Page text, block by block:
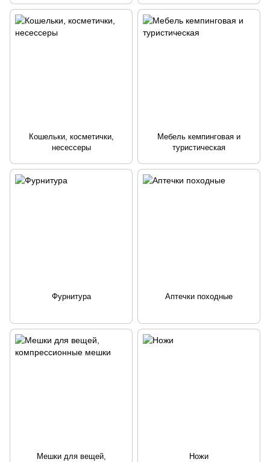
Кошельки, косметички,
несессеры
Мебель кемпинговая и
туристическая
Фурнитура Аптечки походные
Мешки для вещей,
Ножи